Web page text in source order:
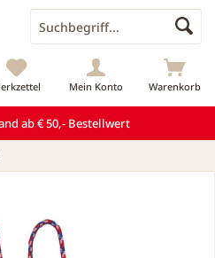
ab € 50,- Bestellwert
Warenkorb
Mein Konto